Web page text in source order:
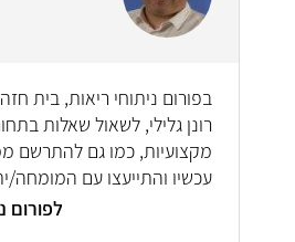
בפורום ניתוחי ריאות, בית
רונן גלילי, לשאול שאלות
מקצועיות, כמו גם להתרשם
עכשיו והתייעצו עם המומחה/
לפורום